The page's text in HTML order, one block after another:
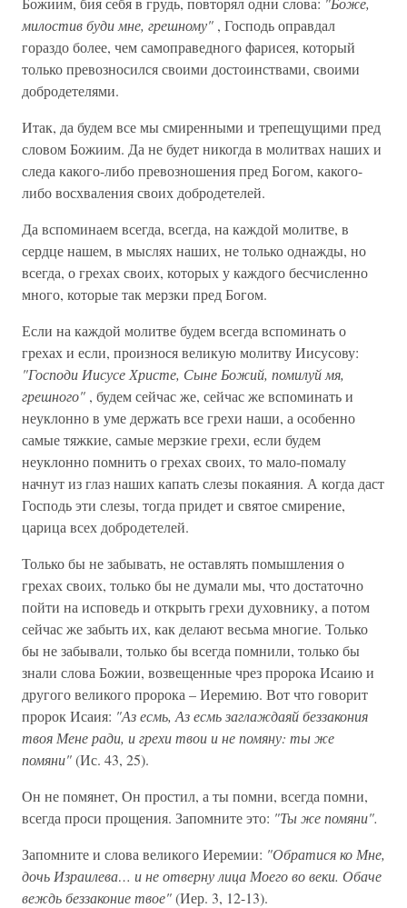
милостив буди мне, грешному" , Господь оправдал
гораздо более, чем самоправедного фарисея, который
только превозносился своими достоинствами, своими
добродетелями.
Итак, да будем все мы смиренными и трепещущими пред
словом Божиим. Да не будет никогда в молитвах наших и
следа какого-либо превозношения пред Богом, какого-
либо восхваления своих добродетелей.
Да вспоминаем всегда, всегда, на каждой молитве, в
сердце нашем, в мыслях наших, не только однажды, но
всегда, о грехах своих, которых у каждого бесчисленно
много, которые так мерзки пред Богом.
Если на каждой молитве будем всегда вспоминать о
грехах и если, произнося великую молитву Иисусову:
"Господи Иисусе Христе, Сыне Божий, помилуй мя,
грешного" , будем сейчас же, сейчас же вспоминать и
неуклонно в уме держать все грехи наши, а особенно
самые тяжкие, самые мерзкие грехи, если будем
неуклонно помнить о грехах своих, то мало-помалу
начнут из глаз наших капать слезы покаяния. А когда даст
Господь эти слезы, тогда придет и святое смирение,
царица всех добродетелей.
Только бы не забывать, не оставлять помышления о
грехах своих, только бы не думали мы, что достаточно
пойти на исповедь и открыть грехи духовнику, а потом
сейчас же забыть их, как делают весьма многие. Только
бы не забывали, только бы всегда помнили, только бы
знали слова Божии, возвещенные чрез пророка Исаию и
другого великого пророка – Иеремию. Вот что говорит
пророк Исаия: "Аз есмь, Аз есмь заглаждаяй беззакония
твоя Мене ради, и грехи твои и не помяну: ты же
помяни"(Ис. 43, 25).
Он не помянет, Он простил, а ты помни, всегда помни,
всегда проси прощения. Запомните это: "Ты же помяни".
Запомните и слова великого Иеремии: "Обратися ко Мне,
дочь Израилева… и не отверну лица Моего во веки. Обаче
веждь беззаконие твое"(Иер. 3, 12-13).